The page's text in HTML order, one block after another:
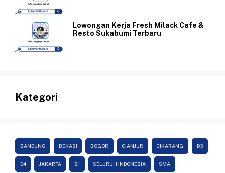
Lowongan Kerja Fresh Milack Cafe &
Resto Sukabumi Terbaru
Kategori
BANDUNG BEKASI BOGOR CIANJUR CIKARANG D3
D4 JAKARTA S1 SELURUH INDONESIA SMA